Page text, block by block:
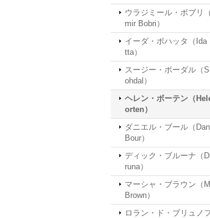
ウラジミール・ボブリ
mir Bobri）
イーダ・ボハッタ（Ida
tta）
スージー・ボーダル（
ohdal）
ヘレン・ボーテン（
orten）
ダニエル・ブール（
Bour）
ディック・ブルーナ（
runa）
マーシャ・ブラウン（
Brown）
ロラン・ド・ブリュノ